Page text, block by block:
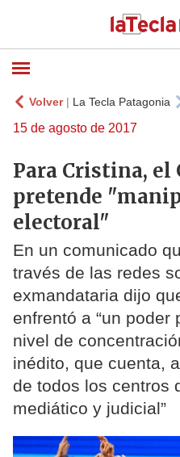
Volver| La Tecla Patagonia
15 de agosto de 2017
Para Cristina, el
pretende
electoral"
En un comunicado
través de las redes
exmandataria dijo
enfrentó a “un
nivel de
inédito, que cuenta,
de todos los centros
mediático y judicial”